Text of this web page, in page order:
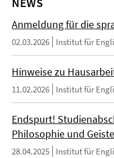
Anmeldung für die
02.03.2026 Institut für
Hinweise zu
11.02.2026 Institut für
Endspurt!
Philosophie und
28.04.2025 Institut für